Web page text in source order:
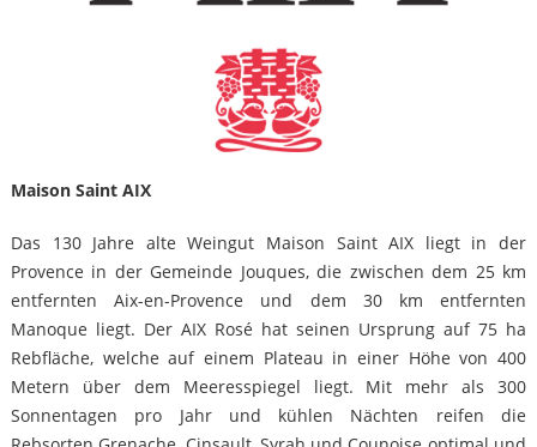
Maison Saint AIX
Das 130 Jahre alte Weingut Maison Saint AIX liegt in der
Provence in der Gemeinde Jouques, die zwischen dem 25 km
entfernten Aix-en-Provence und dem 30 km entfernten
Manoque liegt. Der AIX Rosé hat seinen Ursprung auf 75 ha
Rebfläche, welche auf einem Plateau in einer Höhe von 400
Metern über dem Meeresspiegel liegt. Mit mehr als 300
Sonnentagen pro Jahr und kühlen Nächten reifen die